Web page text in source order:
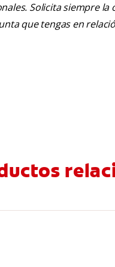
Solicita siempre
que tengas en